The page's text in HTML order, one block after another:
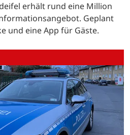
erhält rund eine Million
Geplant
und eine App für Gäste.